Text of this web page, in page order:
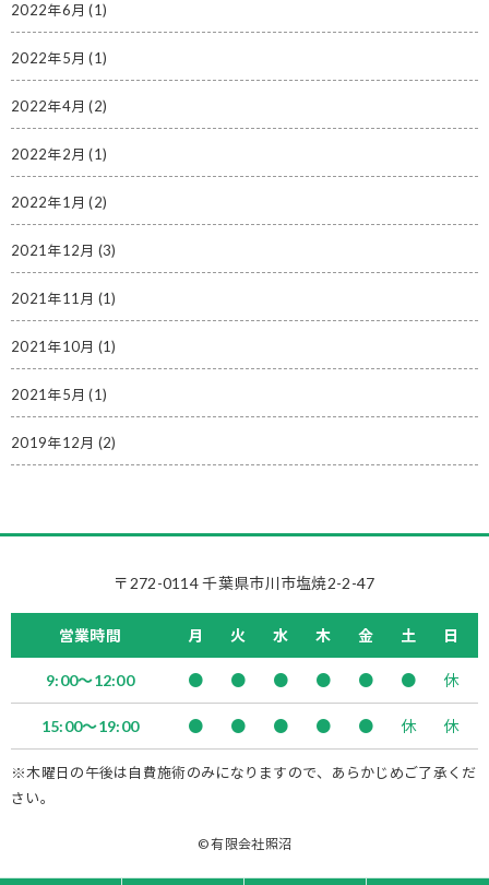
2022年6月 (1)
2022年5月 (1)
2022年4月 (2)
2022年2月 (1)
2022年1月 (2)
2021年12月 (3)
2021年11月 (1)
2021年10月 (1)
2021年5月 (1)
2019年12月 (2)
〒272-0114 千葉県市川市塩焼2-2-47
営業時間 月 火 水 木 金 土 日
9:00～12:00 ● ● ● ● ● ● 休
15:00～19:00 ● ● ● ● ● 休 休
※木曜日の午後は自費施術のみになりますので、あらかじめご了承くだ
さい。
© 有限会社照沼